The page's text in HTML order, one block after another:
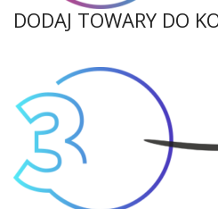
DODAJ TOWARY DO